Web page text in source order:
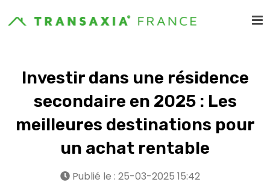
Investir dans une résidence
secondaire en 2025 : Les
meilleures destinations pour
un achat rentable
Publié le : 25-03-2025 15:42